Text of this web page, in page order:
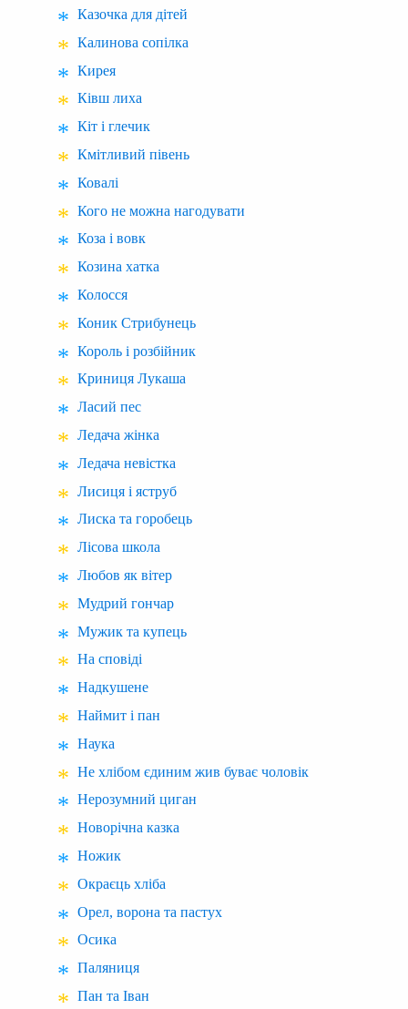
Казочка для дітей
Калинова сопілка
Кирея
Ківш лиха
Кіт і глечик
Кмітливий півень
Ковалі
Кого не можна нагодувати
Коза і вовк
Козина хатка
Колосся
Коник Стрибунець
Король і розбійник
Криниця Лукаша
Ласий пес
Ледача жінка
Ледача невістка
Лисиця і яструб
Лиска та горобець
Лісова школа
Любов як вітер
Мудрий гончар
Мужик та купець
На сповіді
Надкушене
Наймит і пан
Наука
Не хлібом єдиним жив буває чоловік
Нерозумний циган
Новорічна казка
Ножик
Окраєць хліба
Орел, ворона та пастух
Осика
Паляниця
Пан та Іван